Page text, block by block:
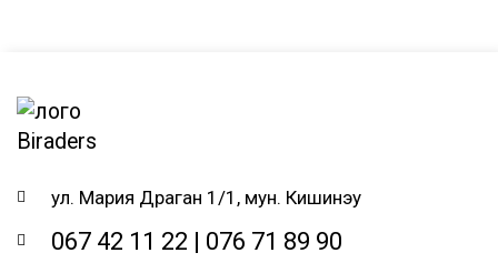
ул. Мария Драган 1/1, мун. Кишинэу
067 42 11 22 | 076 71 89 90